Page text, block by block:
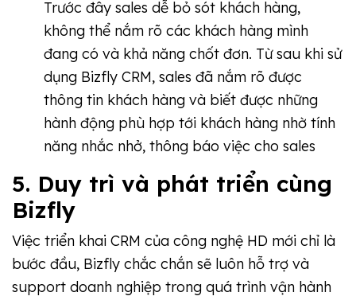
Trước đây sales dễ bỏ sót khách hàng,
không thể nắm rõ các khách hàng mình
đang có và khả năng chốt đơn. Từ sau khi sử
dụng Bizfly CRM, sales đã nắm rõ được
thông tin khách hàng và biết được những
hành động phù hợp tới khách hàng nhờ tính
năng nhắc nhở, thông báo việc cho sales
5. Duy trì và phát triển cùng
Bizfly
Việc triển khai CRM của công nghệ HD mới chỉ là
bước đầu, Bizfly chắc chắn sẽ luôn hỗ trợ và
support doanh nghiệp trong quá trình vận hành